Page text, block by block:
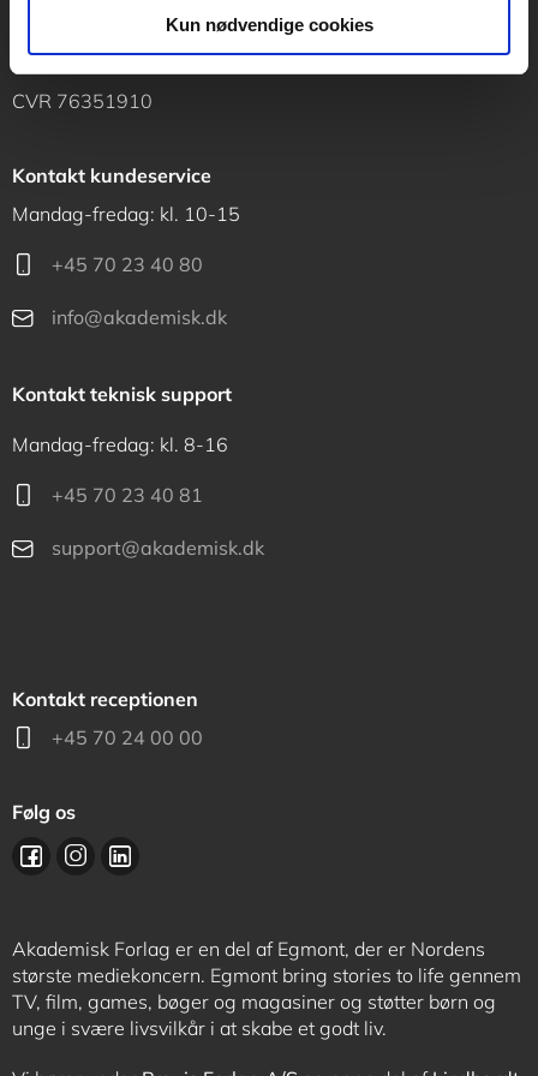
Kun nødvendige cookies
Vognmagergade 11
1120 København K
CVR 76351910
Kontakt kundeservice
Mandag-fredag: kl. 10-15
+45 70 23 40 80
info@akademisk.dk
Kontakt teknisk support
Mandag-fredag: kl. 8-16
+45 70 23 40 81
support@akademisk.dk
Kontakt receptionen
+45 70 24 00 00
Følg os
Akademisk Forlag er en del af Egmont, der er Nordens
største mediekoncern. Egmont bring stories to life gennem
TV, film, games, bøger og magasiner og støtter børn og
unge i svære livsvilkår i at skabe et godt liv.